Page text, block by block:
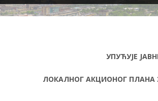
УПУЋУЈЕ
ЛОКАЛНОГ АКЦИОНОГ ПЛАНА